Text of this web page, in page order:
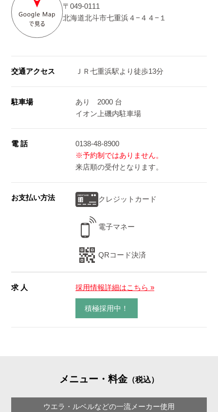
〒049-0111
北海道北斗市七重浜４−４４−１
交通アクセス ＪＲ七重浜駅より徒歩13分
駐車場
あり 2000 台
イオン上磯内駐車場
電 話
0138-48-8900
※予約制ではありません。
来店順の受付となります。
お支払い方法 クレジットカード
電子マネー
QRコード決済
求 人 採用情報詳細はこちら »
積極採用中！
メニュー・料金（税込）
ウエラ・ルベルなどの一流メーカー使用